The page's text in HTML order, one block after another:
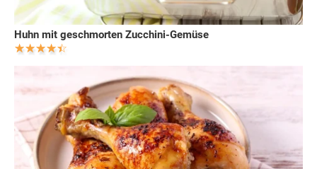
Huhn mit geschmorten Zucchini-Gemüse